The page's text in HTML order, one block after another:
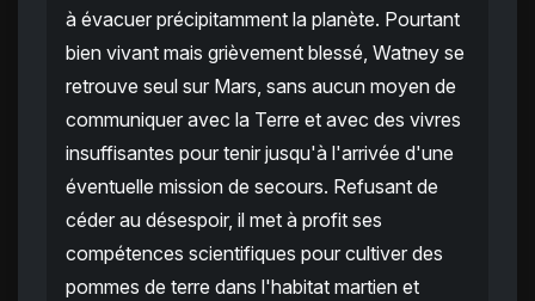
à évacuer précipitamment la planète. Pourtant
bien vivant mais grièvement blessé, Watney se
retrouve seul sur Mars, sans aucun moyen de
communiquer avec la Terre et avec des vivres
insuffisantes pour tenir jusqu'à l'arrivée d'une
éventuelle mission de secours. Refusant de
céder au désespoir, il met à profit ses
compétences scientifiques pour cultiver des
pommes de terre dans l'habitat martien et